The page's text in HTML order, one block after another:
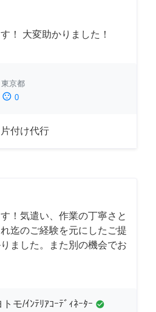
！ 大変助かりました！
東京都
sentiment_dissatisfied 0
付け代行
！気遣い、作業の丁寧さと
迄のご経験を元にしたご提
ました。また別の機会でお
モ/ｲﾝﾃﾘｱｺｰﾃﾞｨﾈｰﾀｰ check_circle